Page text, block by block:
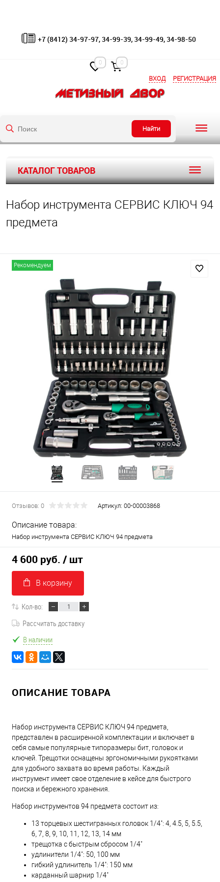
ВХОД РЕГИСТРАЦИЯ
Найти
+7 (8412) 34-97-97, 34-99-39, 34-99-49, 34-98-50
0 0
КАТАЛОГ ТОВАРОВ
Набор инструмента СЕРВИС КЛЮЧ 94
предмета
Рекомендуем
Отзывов: 0 Артикул: 00-00003868
Описание товара:
Набор инструмента СЕРВИС КЛЮЧ 94 предмета
4 600 руб. / шт
В корзину
Кол-во:
Рассчитать доставку
В наличии
ОПИСАНИЕ ТОВАРА
Набор инструмента СЕРВИС КЛЮЧ 94 предмета,
представлен в расширенной комплектации и включает в
себя самые популярные типоразмеры бит, головок и
ключей. Трещотки оснащены эргономичными рукоятками
для удобного захвата во время работы. Каждый
инструмент имеет свое отделение в кейсе для быстрого
поиска и бережного хранения.
Набор инструментов 94 предмета состоит из:
13 торцевых шестигранных головок 1/4": 4, 4.5, 5, 5.5,
6, 7, 8, 9, 10, 11, 12, 13, 14 мм
трещотка с быстрым сбросом 1/4"
удлинители 1/4": 50, 100 мм
гибкий удлинитель 1/4": 150 мм
карданный шарнир 1/4"